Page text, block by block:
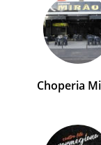
Choperia